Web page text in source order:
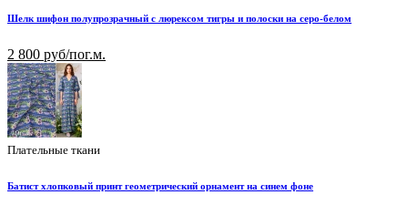
Шелк шифон полупрозрачный с люрексом тигры и полоски на серо-белом
2 800 руб/пог.м.
Плательные ткани
Батист хлопковый принт геометрический орнамент на синем фоне